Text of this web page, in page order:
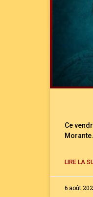
Ce
LIRE LA
6 août